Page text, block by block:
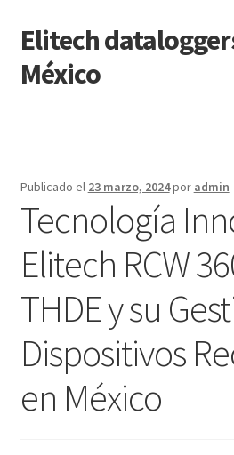
Saltar
a
navegación
Ir
al
contenido
Elitech
México
Finalizar compra
Mi cuenta
Página de ejemplo
Tienda
Publicado el 23 marzo, 2024por admin
Tecnología
Elitech RCW
THDE y su
Dispositivos
en México